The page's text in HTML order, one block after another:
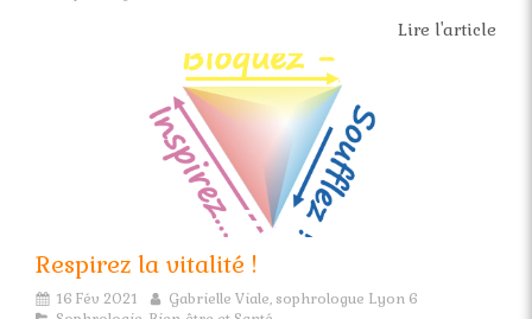
Lire l'article
Respirez la vitalité !
16 Fév 2021
Gabrielle Viale, sophrologue Lyon 6